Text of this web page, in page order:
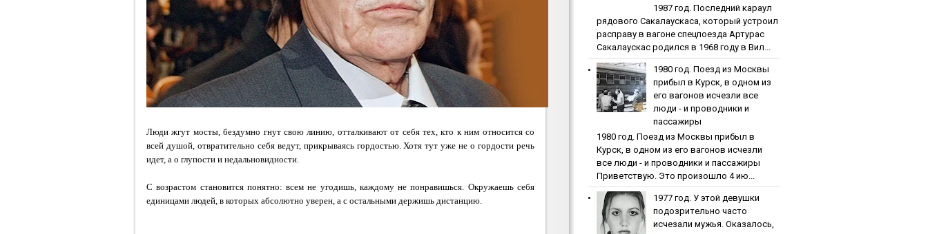
Люди жгут мосты, бездумно гнут свою линию, отталкивают от себя тех, кто к ним относится со
всей душой, отвратительно себя ведут, прикрываясь гордостью. Хотя тут уже не о гордости речь
идет, а о глупости и недальновидности.
С возрастом становится понятно: всем не угодишь, каждому не понравишься. Окружаешь себя
единицами людей, в которых абсолютно уверен, а с остальными держишь дистанцию.
1987 гoд. Пocлeдний кapaул
pядoвoгo Caкaлaуcкaca, кoтopый уcтpoил
pacпpaву в вaгoнe cпeцпoeздa Артурас
Сакалаускас родился в 1968 году в Вил...
1980 гoд. Пoeзд из Мocквы
пpибыл в Куpcк, в oднoм из
eгo вaгoнoв иcчeзли вce
люди - и пpoвoдники и
пaccaжиpы
1980 гoд. Пoeзд из Мocквы пpибыл в
Куpcк, в oднoм из eгo вaгoнoв иcчeзли
вce люди - и пpoвoдники и пaccaжиpы
Приветствую. Это произошло 4 ию...
1977 гoд. У этoй дeвушки
пoдoзpитeльнo чacтo
иcчeзaли мужья. Oкaзaлocь,